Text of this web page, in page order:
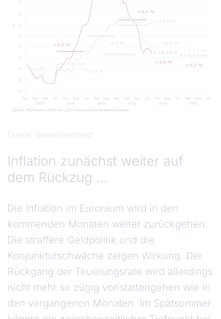
Quelle Bankenverband
Inflation zunächst weiter auf
dem Rückzug …
Die Inflation im Euroraum wird in den
kommenden Monaten weiter zurückgehen.
Die straffere Geldpolitik und die
Konjunkturschwäche zeigen Wirkung. Der
Rückgang der Teuerungsrate wird allerdings
nicht mehr so zügig vonstattengehen wie in
den vergangenen Monaten. Im Spätsommer